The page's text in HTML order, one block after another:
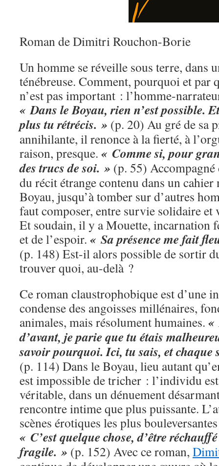
Roman de Dimitri Rouchon-Borie
Un homme se réveille sous terre, dans
ténébreuse. Comment, pourquoi et par
n’est pas important : l’homme-
« Dans le Boyau, rien n’est possible.
plus tu rétrécis. » (p. 20) Au gré de sa
annihilante, il renonce à la fierté, à
raison, presque. « Comme si, pour
des trucs de soi. » (p. 55)
du récit étrange contenu dans un
Boyau, jusqu’à tomber sur d’autres
faut composer, entre survie solidaire
Et soudain, il y a Mouette, incarnation
et de l’espoir. « Sa présence me fait
(p. 148) Est-il alors possible de sortir
trouver quoi, au-delà ?
Ce roman claustrophobique est d’une
condense des angoisses millénaires,
animales, mais résolument humaines. «
d’avant, je parie que tu étais
savoir pourquoi. Ici, tu sais, et chaque
(p. 114) Dans le Boyau, lieu autant
est impossible de tricher : l’individu
véritable, dans un dénuement
rencontre intime que plus puissante.
scènes érotiques les plus
« C’est quelque chose, d’être
fragile. » (p. 152) Avec ce roman,